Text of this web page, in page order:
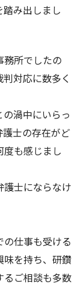
み出しまし
務所でしたの
対応に数多く
渦中にいらっ
士の存在がど
も感じまし
護士にならなけ
仕事も受ける
味を持ち、研鑽
るご相談も多数